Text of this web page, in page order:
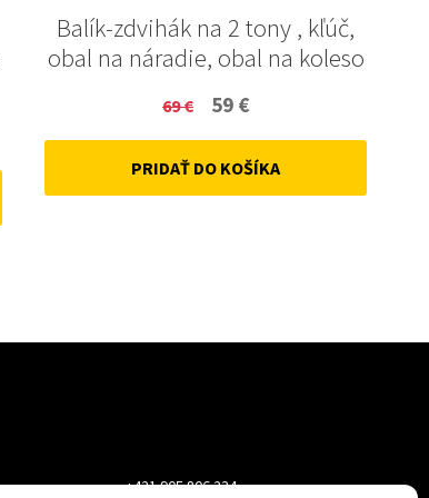
Balík-zdvihák na 2 tony , kľúč,
obal na náradie, obal na koleso
69€
Original
price
was:
59 €Current
price
is:
PRIDAŤ DO KOŠÍKA
+421 905 806 234